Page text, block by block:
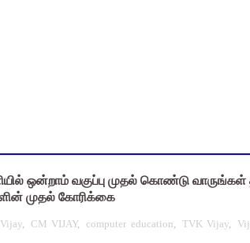
2027 Duty: 28 மாவட்ட CEO & Collector
விடுப்பு எடுக்கும் ஆசிரியர்களுக்கு
அரைநாள் OD அனுமதி -
ஒன்றாம் வகுப்பு முதல் கொண்டு வாருங்கள்
முதல் கோரிக்கை
, CM VIJAY, computer education, TVK Vijay,